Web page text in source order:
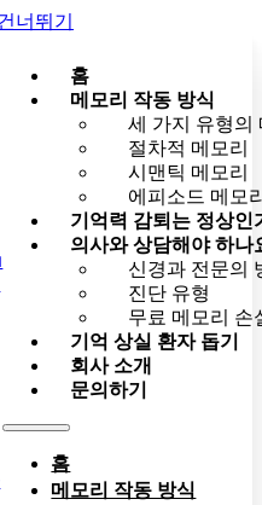
너뛰기
홈
메모리 작동 방식
세 가지 유형의
절차적 메모리
시맨틱 메모리
에피소드 메모
기억력 감퇴는 정상인
의사와 상담해야 하나
신경과 전문의
진단 유형
무료 메모리 손
기억 상실 환자 돕기
회사 소개
문의하기
홈
메모리 작동 방식